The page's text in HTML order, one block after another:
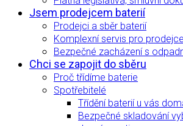
Jsem prodejcem baterií
Prodejci a sběr baterií
Komplexní servis pro
Bezpečné zacházení s
Chci se zapojit do sběru
Proč třídíme baterie
Spotřebitelé
Třídění baterií u vás
Bezpečné skladování